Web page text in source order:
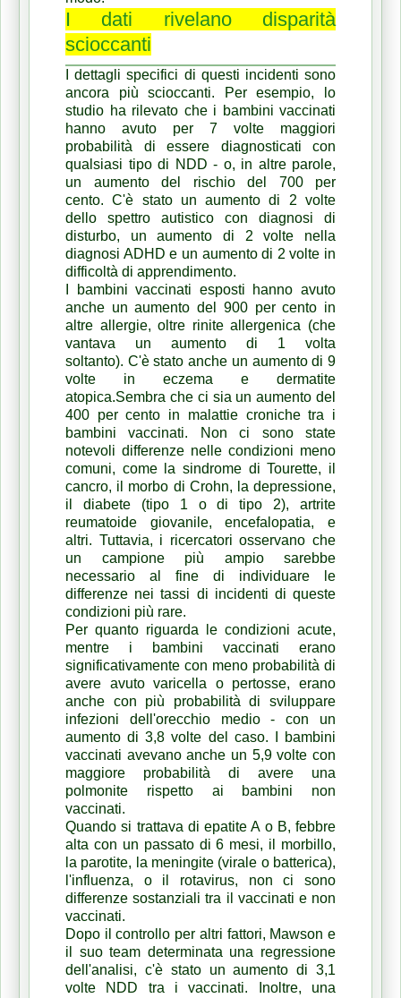
I dati rivelano disparità
scioccanti
I dettagli specifici di questi incidenti sono
ancora più scioccanti.
Per esempio, lo
studio ha rilevato che i bambini vaccinati
hanno avuto per 7 volte maggiori
probabilità di essere diagnosticati con
qualsiasi tipo di NDD - o, in altre parole,
un aumento del rischio del 700 per
cento.C'è stato un aumento di 2 volte
dello spettro autistico con diagnosi di
disturbo, un aumento di 2 volte nella
diagnosi ADHD e un aumento di 2 volte in
difficoltà di apprendimento.
I bambini vaccinati esposti hanno avuto
anche un aumento del 900 per cento in
altre allergie, oltre rinite allergenica (che
vantava un aumento di 1 volta
soltanto). C'è stato anche un aumento di 9
volte in eczema e dermatite
atopica.Sembra che ci sia un aumento del
400 per cento in malattie croniche tra i
bambini vaccinati.
Non ci sono state
notevoli differenze nelle condizioni meno
comuni, come la sindrome di Tourette, il
cancro, il morbo di Crohn, la depressione,
il diabete (tipo 1 o di tipo 2), artrite
reumatoide giovanile, encefalopatia, e
altri. Tuttavia, i ricercatori osservano che
un campione più ampio sarebbe
necessario al fine di individuare le
differenze nei tassi di incidenti di queste
condizioni più rare.
Per quanto riguarda le condizioni acute,
mentre i bambini vaccinati erano
significativamente con meno probabilità di
avere avuto varicella o pertosse, erano
anche con più probabilità di sviluppare
infezioni dell'orecchio medio - con un
aumento di 3,8 volte del caso. I
bambini
vaccinati avevano anche un 5,9 volte con
maggiore probabilità di avere una
polmonite rispetto ai bambini non
vaccinati.
Quando si trattava di epatite A o B, febbre
alta con un passato di 6 mesi, il morbillo,
la parotite, la meningite (virale o batterica),
l'influenza, o il rotavirus, non ci sono
differenze sostanziali tra il vaccinati e non
vaccinati.
Dopo il controllo per altri fattori, Mawson e
il suo team determinata una regressione
dell'analisi, c'è stato un aumento di 3,1
volte NDD tra i vaccinati.
Inoltre, una